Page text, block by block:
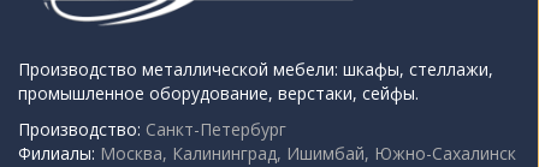
Производство металлической мебели: шкафы, стеллажи,
промышленное оборудование, верстаки, сейфы.
Производство: Санкт-Петербург
Филиалы: Москва, Калининград, Ишимбай, Южно-Сахалинск